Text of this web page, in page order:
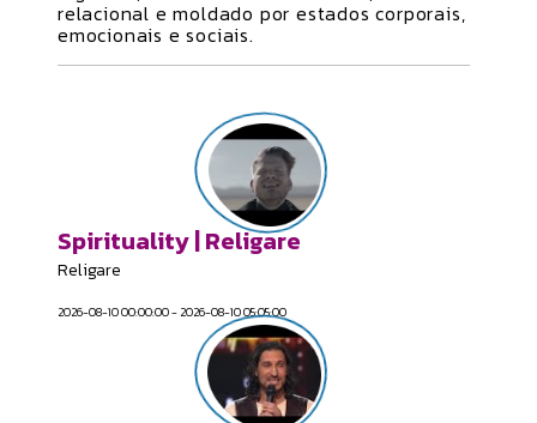
relacional e moldado por estados corporais,
emocionais e sociais.
Spirituality | Religare
Religare
2026-08-10 00:00:00 - 2026-08-10 05:05:00